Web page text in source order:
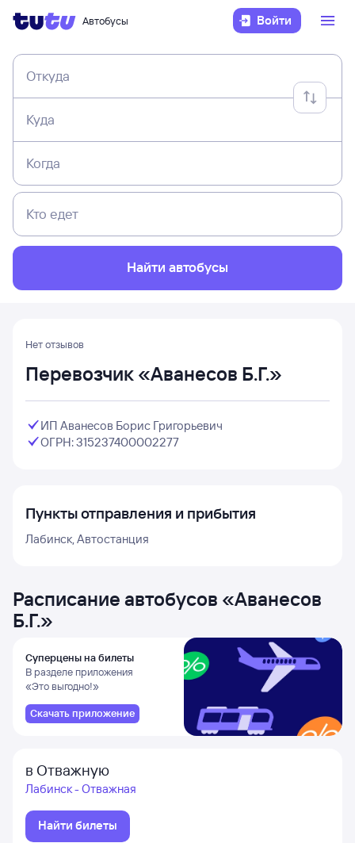
Автобусы Войти
Откуда
Куда
Когда
Кто едет
Найти автобусы
Нет отзывов
Перевозчик «Аванесов Б.Г.»
ИП Аванесов Борис Григорьевич
ОГРН: 315237400002277
Расписание автобусов «Аванесов
Б.Г.»
Суперцены на билеты
В разделе приложения
«Это выгодно!»
Скачать приложение
в Отважную
Лабинск - Отважная
Найти билеты
Пункты отправления и прибытия
Лабинск, Автостанция